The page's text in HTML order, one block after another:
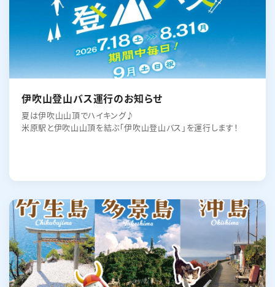
伊吹山登山バス運行のお知らせ
夏は伊吹山山頂でハイキング♪
米原駅と伊吹山山頂を結ぶ｢伊吹山登山バス｣を運行します！